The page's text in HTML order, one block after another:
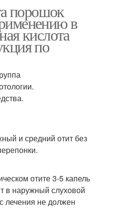
порошок
в
кислота
по
и средний отит без
отите 3-5 капель
в наружный слуховой
лечения не должен